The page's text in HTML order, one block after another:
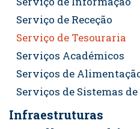
Serviço de Receção
Serviço de Tesouraria
Serviços Académicos
Serviços de
Serviços de Sistemas
Infraestruturas